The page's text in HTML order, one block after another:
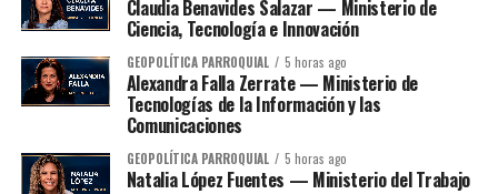
Claudia Benavides Salazar — Ministerio de
Ciencia, Tecnología e Innovación
GEOPOLÍTICA PARROQUIAL 5 horas ago
Alexandra Falla Zerrate — Ministerio de
Tecnologías de la Información y las
Comunicaciones
GEOPOLÍTICA PARROQUIAL 5 horas ago
Natalia López Fuentes — Ministerio del Trabajo